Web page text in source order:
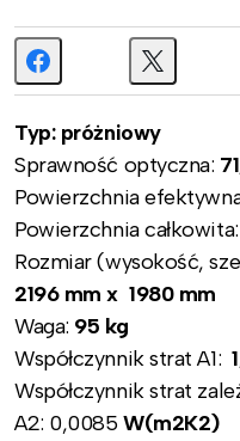
Typ: próżniowy
Sprawność optyczna:
Powierzchnia
Powierzchnia całkowita:
Rozmiar (wysokość,
2196 mm x 1980 mm
Waga: 95 kg
Współczynnik strat A1:
Współczynnik strat
A2: 0,0085 W(m2K2)